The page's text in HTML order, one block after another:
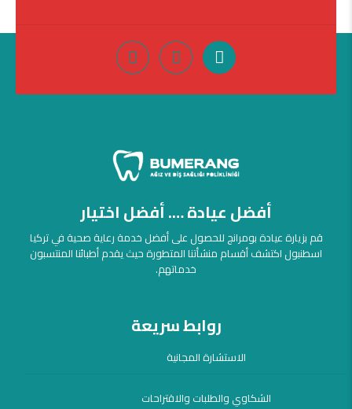
أفضل عيادة …. أفضل اختيار
قم بزيارة عيادة بومرانج للحصول على أفضل خدمة رعاية صحية في تركيا
اسطنبول اكتشف أقسام منشأتنا المتطورة حيث يقدم أطبائنا المنتسبون
خدماتهم.
روابط سريعة
الاستشارة المجانية
الشكاوي والطلبات والاقتراحات